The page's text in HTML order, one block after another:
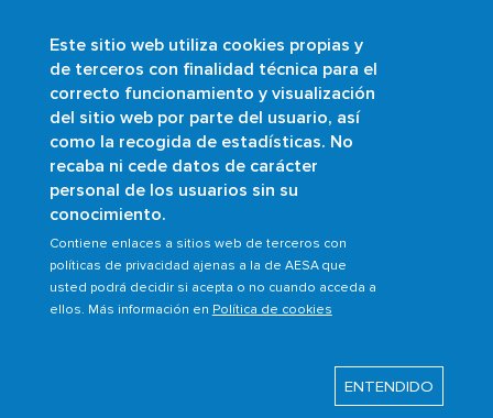
Este sitio web utiliza cookies propias y
de terceros con finalidad técnica para el
correcto funcionamiento y visualización
del sitio web por parte del usuario, así
como la recogida de estadísticas. No
recaba ni cede datos de carácter
personal de los usuarios sin su
conocimiento.
Contiene enlaces a sitios web de terceros con
políticas de privacidad ajenas a la de AESA que
usted podrá decidir si acepta o no cuando acceda a
ellos. Más información en Política de cookies
ENTENDIDO
Pasar
al
contenido
principal
Buscar
Sobrescribir
enlaces
de
ayuda
a
la
Inicio Ámbitos
Aeronaves
Aeronavegabilidad inicial
Aeronavegabilidad inicial